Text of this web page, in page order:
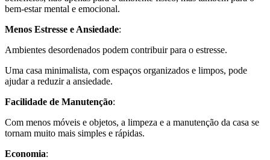
bem-estar mental e emocional.
Menos Estresse e Ansiedade:
Ambientes desordenados podem contribuir para o estresse.
Uma casa minimalista, com espaços organizados e limpos, pode
ajudar a reduzir a ansiedade.
Facilidade de Manutenção:
Com menos móveis e objetos, a limpeza e a manutenção da casa se
tornam muito mais simples e rápidas.
Economia: